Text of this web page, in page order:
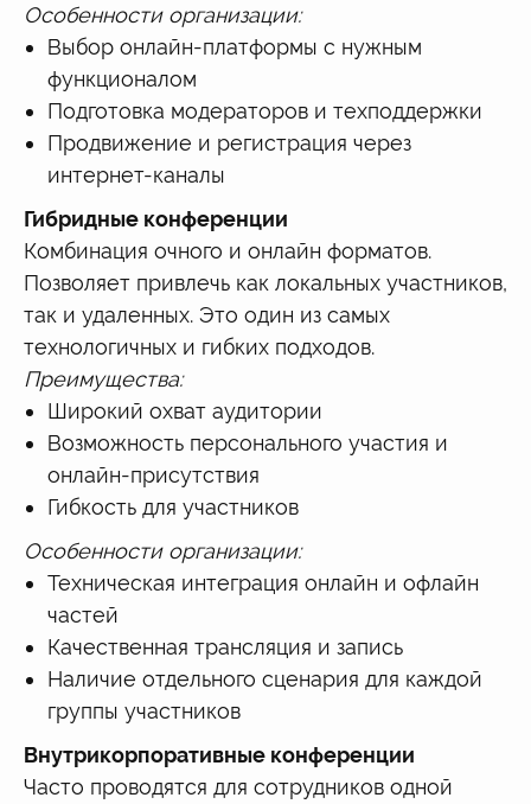
Особенности организации:
Выбор онлайн-платформы с нужным
функционалом
Подготовка модераторов и техподдержки
Продвижение и регистрация через
интернет-каналы
Гибридные конференции
Комбинация очного и онлайн форматов.
Позволяет привлечь как локальных участников,
так и удаленных. Это один из самых
технологичных и гибких подходов.
Преимущества:
Широкий охват аудитории
Возможность персонального участия и
онлайн-присутствия
Гибкость для участников
Особенности организации:
Техническая интеграция онлайн и офлайн
частей
Качественная трансляция и запись
Наличие отдельного сценария для каждой
группы участников
Внутрикорпоративные конференции
Часто проводятся для сотрудников одной